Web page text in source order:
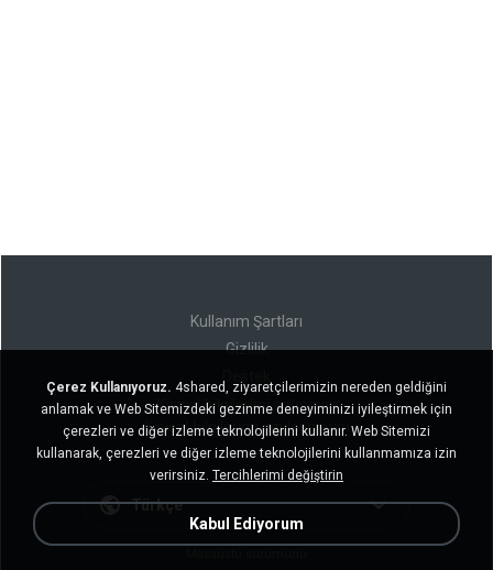
Kullanım Şartları
Gizlilik
Kişisel bilgilerimi satmayın
Kişisel bilgilerimi paylaşmayın
Türkçe
Çerez Kullanıyoruz. 4shared, ziyaretçilerimizin nereden geldiğini
anlamak ve Web Sitemizdeki gezinme deneyiminizi iyileştirmek için
çerezleri ve diğer izleme teknolojilerini kullanır. Web Sitemizi
kullanarak, çerezleri ve diğer izleme teknolojilerini kullanmamıza izin
verirsiniz. Tercihlerimi değiştirin
Kabul Ediyorum